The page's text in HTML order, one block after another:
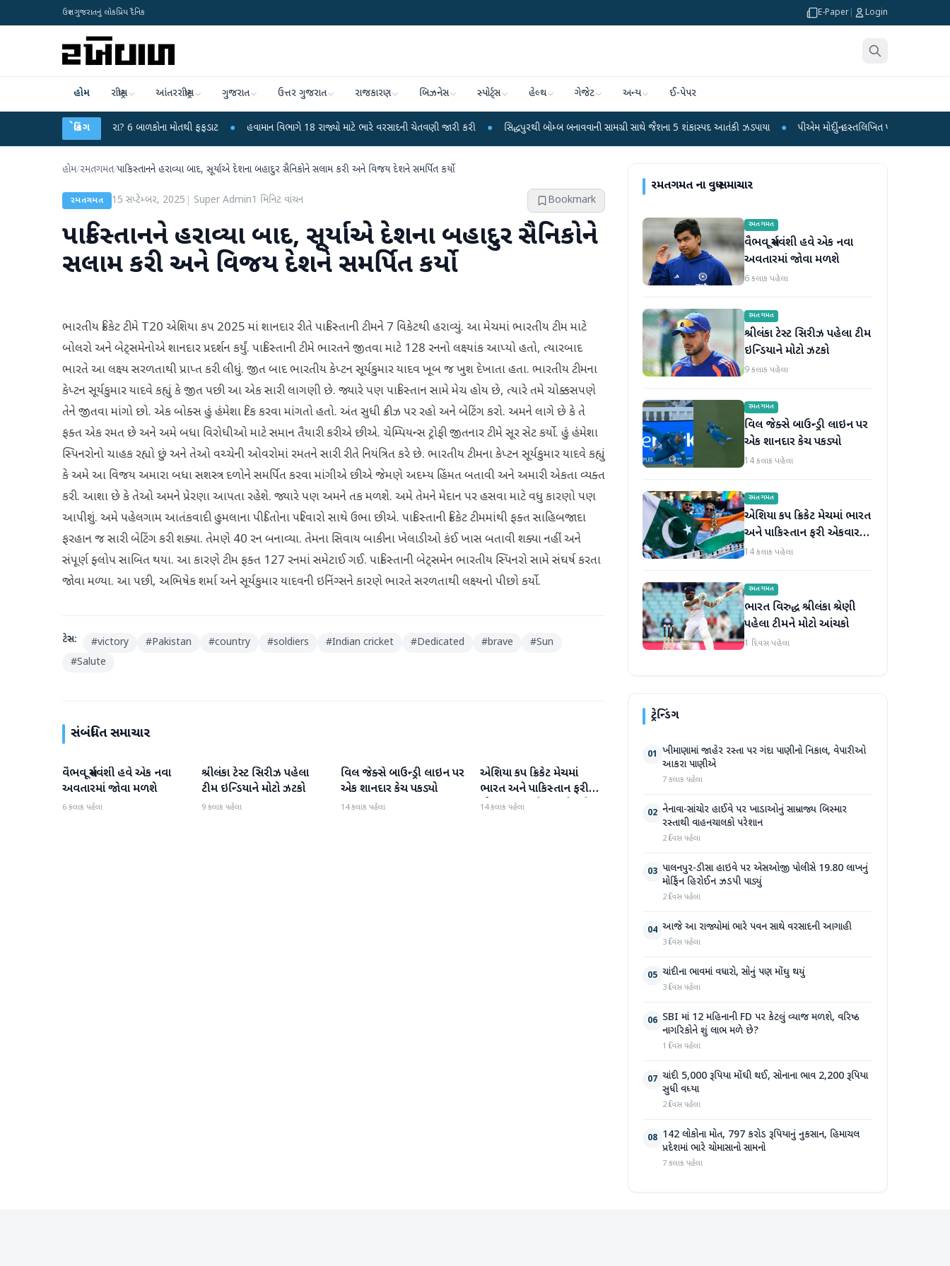
ઉત્તર ગુજરાતનું લોકપ્રિય દૈનિક E-Paper Login
હોમ રાષ્ટ્રીય આંતરરાષ્ટ્રીય ગુજરાત ઉત્તર ગુજરાત રાજકારણ બિઝનેસ સ્પોર્ટ્સ હેલ્થ ગેજેટ અન્ય ઈ-પેપર
બ્રેકિંગ
કે ચાંદીપુરા? 6 બાળકોના મોતથી ફફડાટ ● હવામાન વિભાગે 18 રાજ્યો માટે ભારે વરસાદની ચેતવણી જારી કરી ● સિદ્ધપુરથી બોમ્બ બનાવવાની સામગ્રી સાથે જૈશના 5 શંકાસ્પદ આતંકી ઝડપાયા ● પીએમ મોદીનું હસ્તલિખિત પોસ્ટકાર્ડ વિક્રમ-1 રોકેટમાં
હોમ/રમતગમત/પાકિસ્તાનને હરાવ્યા બાદ, સૂર્યાએ દેશના બહાદુર સૈનિકોને સલામ કરી અને વિજય દેશને સમર્પિત કર્યો
રમતગમત 15 સપ્ટેમ્બર, 2025 Super Admin1 મિનિટ વાંચન Bookmark
પાકિસ્તાનને હરાવ્યા બાદ, સૂર્યાએ દેશના બહાદુર સૈનિકોને
સલામ કરી અને વિજય દેશને સમર્પિત કર્યો
ભારતીય ક્રિકેટ ટીમે T20 એશિયા કપ 2025 માં શાનદાર રીતે પાકિસ્તાની ટીમને 7 વિકેટથી હરાવ્યું. આ મેચમાં ભારતીય ટીમ માટે
બોલરો અને બેટ્સમેનોએ શાનદાર પ્રદર્શન કર્યું. પાકિસ્તાની ટીમે ભારતને જીતવા માટે 128 રનનો લક્ષ્યાંક આપ્યો હતો, ત્યારબાદ
ભારતે આ લક્ષ્ય સરળતાથી પ્રાપ્ત કરી લીધું. જીત બાદ ભારતીય કેપ્ટન સૂર્યકુમાર યાદવ ખૂબ જ ખુશ દેખાતા હતા. ભારતીય ટીમના
કેપ્ટન સૂર્યકુમાર યાદવે કહ્યું કે જીત પછી આ એક સારી લાગણી છે. જ્યારે પણ પાકિસ્તાન સામે મેચ હોય છે, ત્યારે તમે ચોક્કસપણે
તેને જીતવા માંગો છો. એક બોક્સ હું હંમેશા ટિક કરવા માંગતો હતો. અંત સુધી ક્રીઝ પર રહો અને બેટિંગ કરો. અમને લાગે છે કે તે
ફક્ત એક રમત છે અને અમે બધા વિરોધીઓ માટે સમાન તૈયારી કરીએ છીએ. ચેમ્પિયન્સ ટ્રોફી જીતનાર ટીમે સૂર સેટ કર્યો. હું હંમેશા
સ્પિનરોનો ચાહક રહ્યો છું અને તેઓ વચ્ચેની ઓવરોમાં રમતને સારી રીતે નિયંત્રિત કરે છે. ભારતીય ટીમના કેપ્ટન સૂર્યકુમાર યાદવે કહ્યું
કે અમે આ વિજય અમારા બધા સશસ્ત્ર દળોને સમર્પિત કરવા માંગીએ છીએ જેમણે અદમ્ય હિંમત બતાવી અને અમારી એકતા વ્યક્ત
કરી. આશા છે કે તેઓ અમને પ્રેરણા આપતા રહેશે. જ્યારે પણ અમને તક મળશે. અમે તેમને મેદાન પર હસવા માટે વધુ કારણો પણ
આપીશું. અમે પહેલગામ આતંકવાદી હુમલાના પીડિતોના પરિવારો સાથે ઉભા છીએ. પાકિસ્તાની ક્રિકેટ ટીમમાંથી ફક્ત સાહિબજાદા
ફરહાન જ સારી બેટિંગ કરી શક્યા. તેમણે 40 રન બનાવ્યા. તેમના સિવાય બાકીના ખેલાડીઓ કંઈ ખાસ બતાવી શક્યા નહીં અને
સંપૂર્ણ ફ્લોપ સાબિત થયા. આ કારણે ટીમ ફક્ત 127 રનમાં સમેટાઈ ગઈ. પાકિસ્તાની બેટ્સમેન ભારતીય સ્પિનરો સામે સંઘર્ષ કરતા
જોવા મળ્યા. આ પછી, અભિષેક શર્મા અને સૂર્યકુમાર યાદવની ઇનિંગ્સને કારણે ભારતે સરળતાથી લક્ષ્યનો પીછો કર્યો.
ટેગ્સ: #victory #Pakistan #country #soldiers #Indian cricket #Dedicated #brave #Sun
#Salute
સંબંધિત સમાચાર
રમતગમત
વૈભવ સૂર્યવંશી હવે એક નવા
અવતારમાં જોવા મળશે
6 કલાક પહેલા
રમતગમત
શ્રીલંકા ટેસ્ટ સિરીઝ પહેલા
ટીમ ઇન્ડિયાને મોટો ઝટકો
9 કલાક પહેલા
રમતગમત
વિલ જેક્સે બાઉન્ડ્રી લાઇન પર
એક શાનદાર કેચ પકડ્યો
14 કલાક પહેલા
રમતગમત
એશિયા કપ ક્રિકેટ મેચમાં
ભારત અને પાકિસ્તાન ફરી
એકવાર આમને-સામને થશે
14 કલાક પહેલા
રમતગમતના વધુ સમાચાર
રમતગમત
વૈભવ સૂર્યવંશી હવે એક નવા
અવતારમાં જોવા મળશે
6 કલાક પહેલા
રમતગમત
શ્રીલંકા ટેસ્ટ સિરીઝ પહેલા ટીમ
ઇન્ડિયાને મોટો ઝટકો
9 કલાક પહેલા
રમતગમત
વિલ જેક્સે બાઉન્ડ્રી લાઇન પર
એક શાનદાર કેચ પકડ્યો
14 કલાક પહેલા
રમતગમત
એશિયા કપ ક્રિકેટ મેચમાં ભારત
અને પાકિસ્તાન ફરી એકવાર
આમને-સામને થશે
14 કલાક પહેલા
રમતગમત
ભારત વિરુદ્ધ શ્રીલંકા શ્રેણી
પહેલા ટીમને મોટો આંચકો
1 દિવસ પહેલા
ટ્રેન્ડિંગ
01 ખીમાણામાં જાહેર રસ્તા પર ગંદા પાણીનો નિકાલ, વેપારીઓ
આકરા પાણીએ
7 કલાક પહેલા
02 નેનાવા-સાંચોર હાઈવે પર ખાડાઓનું સામ્રાજ્ય બિસ્માર
રસ્તાથી વાહનચાલકો પરેશાન
2 દિવસ પહેલા
03 પાલનપુર-ડીસા હાઇવે પર એસઓજી પોલીસે 19.80 લાખનું
મોર્ફિન હિરોઈન ઝડપી પાડ્યું
2 દિવસ પહેલા
04 આજે આ રાજ્યોમાં ભારે પવન સાથે વરસાદની આગાહી
3 દિવસ પહેલા
05 ચાંદીના ભાવમાં વધારો, સોનું પણ મોંઘુ થયું
3 દિવસ પહેલા
06 SBI માં 12 મહિનાની FD પર કેટલું વ્યાજ મળશે, વરિષ્ઠ
નાગરિકોને શું લાભ મળે છે?
1 દિવસ પહેલા
07 ચાંદી 5,000 રૂપિયા મોંઘી થઈ, સોનાના ભાવ 2,200 રૂપિયા
સુધી વધ્યા
2 દિવસ પહેલા
08 142 લોકોના મોત, 797 કરોડ રૂપિયાનું નુકસાન, હિમાચલ
પ્રદેશમાં ભારે ચોમાસાનો સામનો
7 કલાક પહેલા